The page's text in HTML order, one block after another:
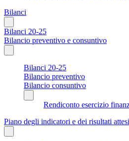
Bilanci
Bilanci 20-25
Bilancio preventivo e consuntivo
Bilanci 20-25
Bilancio preventivo
Bilancio consuntivo
Rendiconto esercizio
Piano degli indicatori e dei risultati